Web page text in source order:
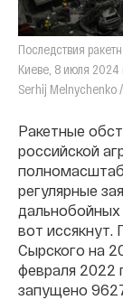
Последствия
Киеве, 8 июля 2024
Serhij Melnychenko
Ракетные
российской
регулярные
дальнобойных
вот иссякнут.
Сырского на
февраля 2022
запущено